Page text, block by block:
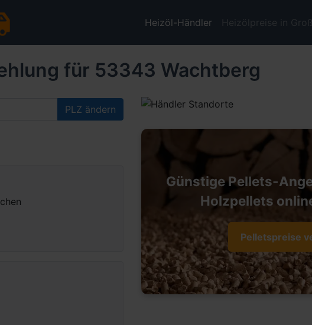
Heizöl-Händler Heizölpreise in
für 53343 Wachtberg
PLZ ändern
Günstige Pellets-
Holzpellets
Pelletspreise